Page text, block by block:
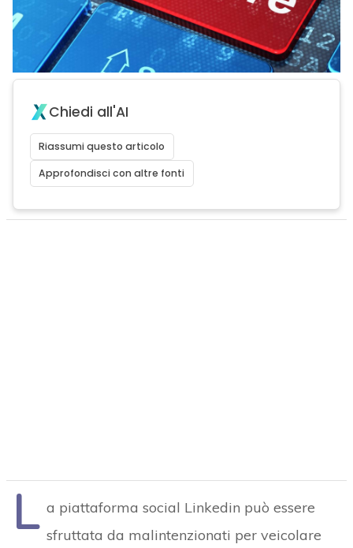
Chiedi all'AI
Riassumi questo articolo
Approfondisci con altre fonti
L a piattaforma social Linkedin può essere
sfruttata da malintenzionati per veicolare